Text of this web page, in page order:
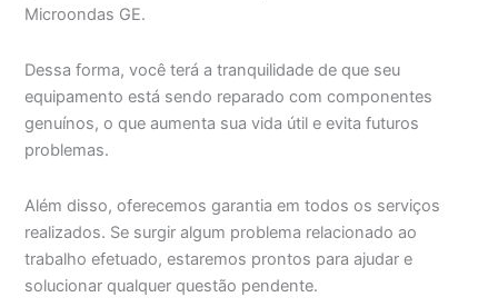
Microondas GE.
Dessa forma, você terá a tranquilidade de que seu
equipamento está sendo reparado com componentes
genuínos, o que aumenta sua vida útil e evita futuros
problemas.
Além disso, oferecemos garantia em todos os serviços
realizados. Se surgir algum problema relacionado ao
trabalho efetuado, estaremos prontos para ajudar e
solucionar qualquer questão pendente.